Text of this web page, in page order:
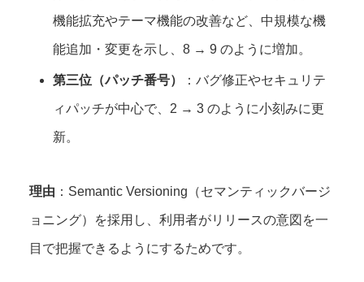
機能拡充やテーマ機能の改善など、中規模な機
能追加・変更を示し、8 → 9 のように増加。
第三位（パッチ番号） ：バグ修正やセキュリテ
ィパッチが中心で、2 → 3 のように小刻みに更
新。
理由 ：Semantic Versioning（セマンティックバージ
ョニング）を採用し、利用者がリリースの意図を一
目で把握できるようにするためです。